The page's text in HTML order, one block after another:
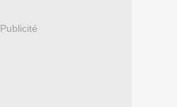
Publicité